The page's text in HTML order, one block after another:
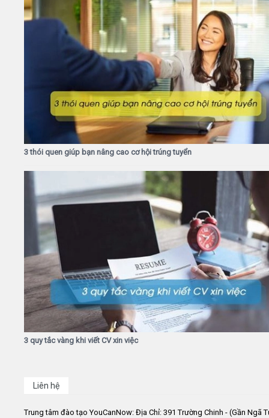
3 thói quen giúp bạn nâng cao cơ hội trúng tuyển
3 quy tắc vàng khi viết CV xin việc
Liên hệ
Trung tâm đào tạo YouCanNow: Địa Chỉ: 391 Trường Chinh - (Gần Ngã